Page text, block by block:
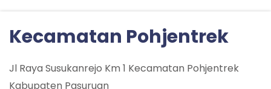
Kecamatan Pohjentrek
Jl Raya Susukanrejo Km 1 Kecamatan Pohjentrek
Kabupaten Pasuruan